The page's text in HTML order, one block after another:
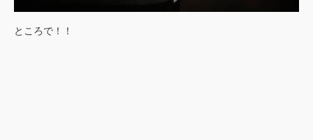
ところで！！